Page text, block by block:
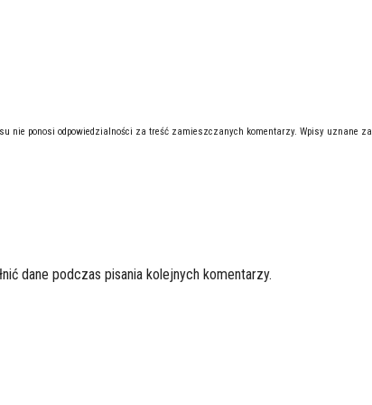
nie ponosi odpowiedzialności za treść zamieszczanych komentarzy. Wpisy uznane za
dane podczas pisania kolejnych komentarzy.